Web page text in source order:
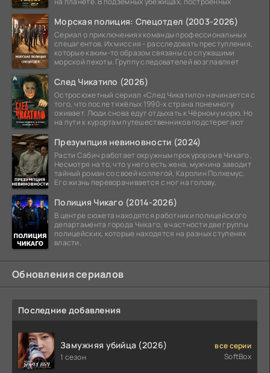
Морская полиция: Спецотдел (2003-2026)
Сериал о приключениях команды профессиональных
спецагентов. Их миссия - расследовать преступления,
которые каким-то образом связаны со служащими
морской пехоты. Группу следователей возглавляет
След Чикатило (2026)
Остросюжетный сериал «След Чикатило» начинается с
того, что после тяжёлых 1990-х страна понемногу
оживает. Люди снова едут отдыхать к Чёрному морю. Но
на пути к курортам путешественников подстерегают
Презумпция невиновности (2024)
Расти Сабич работает окружным прокурором в Чикаго.
Несмотря на то, что у него есть жена, мужчина заводит
тайный роман со своей коллегой, Каролин Полхемус.
Его жизнь переворачивается с ног на голову,
Полиция Чикаго (2014-2026)
В центре сюжета находятся работники полицейского
департамента города Чикаго, в частности две группы
полицейских, которые находятся на разных ступенях
власти.
Обновления сериалов
Последние добавления
Замужняя убийца (2026)
1 сезон
все серии
SoftBox